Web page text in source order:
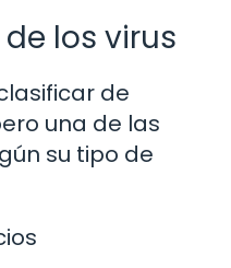
los virus
de
una de las
su tipo de